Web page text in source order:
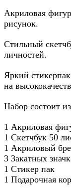
Акриловая
рисунок.
Стильный
личностей.
Яркий
на
Набор состоит
1 Акриловая
1 Скетчбук 50
1 Акриловый
3 Закатных
1 Стикер пак
1 Подарочная